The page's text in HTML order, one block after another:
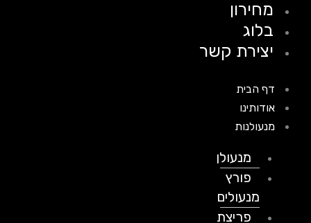
מחירון
בלוג
יצירת קשר
דף הבית
אודותינו
מנעולנות
מנעולן
פורץ
מנעולים
פריצת